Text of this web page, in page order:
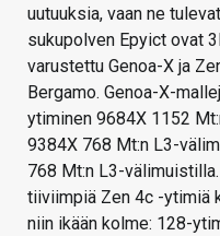
uutuuksia, vaan ne
sukupolven Epyict ovat
varustettu Genoa-X ja
Bergamo. Genoa-X-
ytiminen 9684X 1152
9384X 768 Mt:n L3-
768 Mt:n L3-
tiiviimpiä Zen 4c -ytimiä
niin ikään kolme: 128-